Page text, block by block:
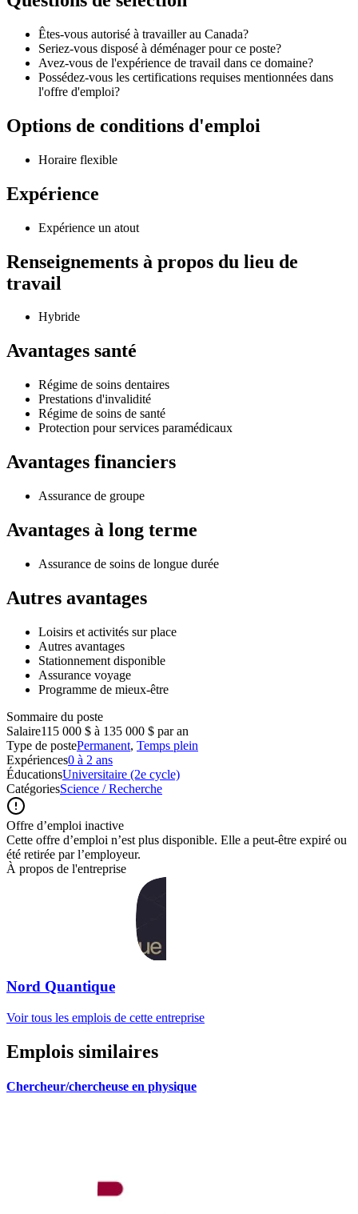
Êtes-vous autorisé à travailler au Canada?
Seriez-vous disposé à déménager pour ce poste?
Avez-vous de l'expérience de travail dans ce domaine?
Possédez-vous les certifications requises mentionnées dans
l'offre d'emploi?
Options de conditions d'emploi
Horaire flexible
Expérience
Expérience un atout
Renseignements à propos du lieu de
travail
Hybride
Avantages santé
Régime de soins dentaires
Prestations d'invalidité
Régime de soins de santé
Protection pour services paramédicaux
Avantages financiers
Assurance de groupe
Avantages à long terme
Assurance de soins de longue durée
Autres avantages
Loisirs et activités sur place
Autres avantages
Stationnement disponible
Assurance voyage
Programme de mieux-être
Sommaire du poste
Salaire115 000 $ à 135 000 $ par an
Type de postePermanent, Temps plein
Expériences0 à 2 ans
ÉducationsUniversitaire (2e cycle)
CatégoriesScience / Recherche
Offre d’emploi inactive
Cette offre d’emploi n’est plus disponible. Elle a peut-être expiré ou
été retirée par l’employeur.
À propos de l'entreprise
Nord Quantique
Voir tous les emplois de cette entreprise
Emplois similaires
Chercheur/chercheuse en physique